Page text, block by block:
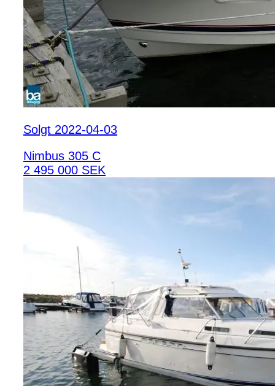
Solgt 2022-04-03
Nimbus 305 C
2 495 000 SEK